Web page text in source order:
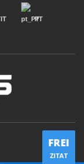
IT PT
FREI
ZITAT